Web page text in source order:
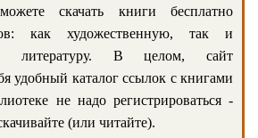
скачать книги бесплатно
как художественную, так и
литературу. В целом, сайт
удобный каталог ссылок с книгами
не надо регистрироваться -
(или читайте).